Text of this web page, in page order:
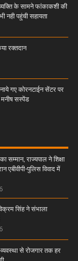
के सामने फांकाकशी की
नही पहुंची सहायता
रक्तदान
गए कोरनटाईन सेंटर पर
सस्पेंड
सम्मान, राज्यपाल ने शिक्षा
एबीवीपी-पुलिस विवाद में
सिंह ने संभाला
से रोजगार तक हर